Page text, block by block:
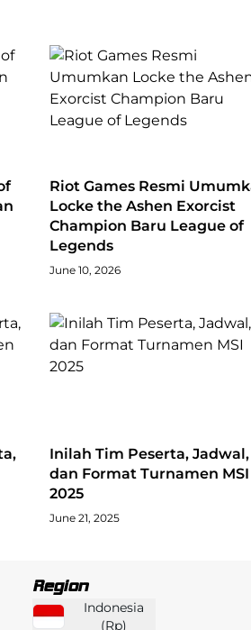
Riot Games Resmi
Locke the Ashen Exorcist
Champion Baru League of
Legends
June 10, 2026
Inilah Tim Peserta, Jadwal,
dan Format Turnamen MSI
2025
June 21, 2025
Region
Indonesia
(Rp)